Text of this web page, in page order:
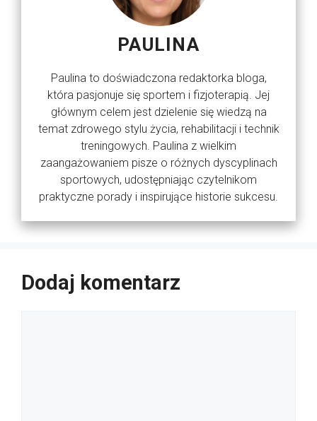
PAULINA
Paulina to doświadczona redaktorka bloga,
która pasjonuje się sportem i fizjoterapią. Jej
głównym celem jest dzielenie się wiedzą na
temat zdrowego stylu życia, rehabilitacji i technik
treningowych. Paulina z wielkim
zaangażowaniem pisze o różnych dyscyplinach
sportowych, udostępniając czytelnikom
praktyczne porady i inspirujące historie sukcesu.
Dodaj komentarz